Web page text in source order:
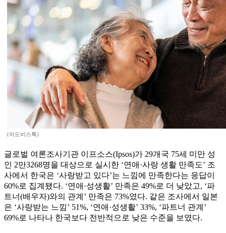
(어도비스톡)
글로벌 여론조사기관 이프소스(Ipsos)가 29개국 75세 미만 성
인 2만3268명을 대상으로 실시한 ‘연애·사랑 생활 만족도’ 조
사에서 한국은 ‘사랑받고 있다’는 느낌에 만족한다는 응답이
60%로 집계됐다. ‘연애·성생활’ 만족은 49%로 더 낮았고, ‘파
트너(배우자)와의 관계’ 만족은 73%였다. 같은 조사에서 일본
은 ‘사랑받는 느낌’ 51%, ‘연애·성생활’ 33%, ‘파트너 관계’
69%로 나타나 한국보다 전반적으로 낮은 수준을 보였다.